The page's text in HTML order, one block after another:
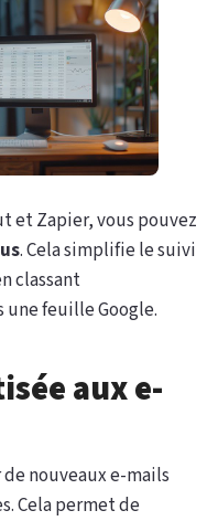
et Zapier, vous pouvez
. Cela simplifie le suivi
classant
feuille Google.
aux e-
nouveaux e-mails
Cela permet de